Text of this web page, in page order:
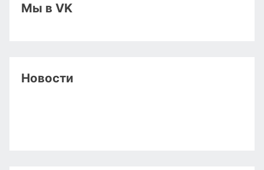
Мы в VK
Новости